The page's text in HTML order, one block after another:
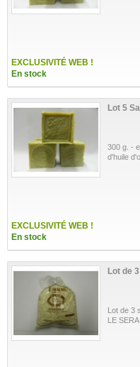
EXCLUSIVITÉ WEB !
En stock
Lot 5
300 g. -
d'huile
EXCLUSIVITÉ WEB !
En stock
Lot de
Lot de 3
LE